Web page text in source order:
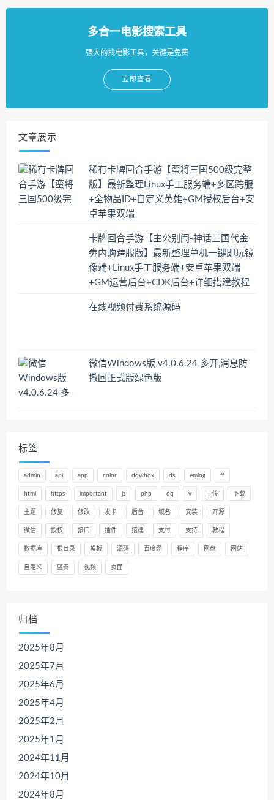
多合一电影搜索工具
强大的找电影工具，关键是免费
立即查看
文章展示
稀有卡牌回合手游【蛮将三国500级完整
版】最新整理Linux手工服务端+多区跨服
+全物品ID+自定义英雄+GM授权后台+安
卓苹果双端
卡牌回合手游【主公别闹-神话三国代金
劵内购跨服版】最新整理单机一键即玩镜
像端+Linux手工服务端+安卓苹果双端
+GM运营后台+CDK后台+详细搭建教程
在线视频付费系统源码
微信Windows版 v4.0.6.24 多开,消息防
撤回正式版绿色版
标签
admin api app color dowbox ds emlog ff
html https important jz php qq v 上传 下载
主题 修复 修改 发卡 后台 域名 安装 开源
微信 授权 接口 插件 搭建 支付 支持 教程
数据库 根目录 模板 源码 百度网 程序 网盘 网站
自定义 蓝奏 视频 页面
归档
2025年8月
2025年7月
2025年6月
2025年4月
2025年2月
2025年1月
2024年11月
2024年10月
2024年8月